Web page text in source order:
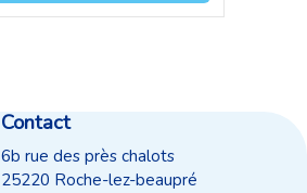
Contact
6b rue des près chalots
25220 Roche-lez-beaupré